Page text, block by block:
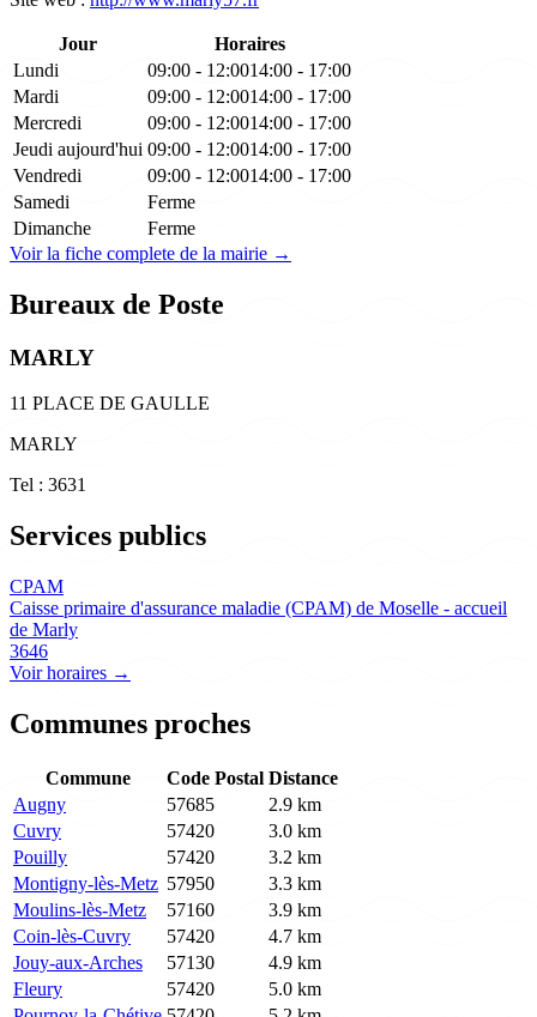
Jour
Horaires
Lundi
09:00 - 12:0014:00 - 17:00
Mardi
09:00 - 12:0014:00 - 17:00
Mercredi
09:00 - 12:0014:00 - 17:00
Jeudi aujourd'hui 09:00 - 12:0014:00 - 17:00
Vendredi
09:00 - 12:0014:00 - 17:00
Samedi
Ferme
Dimanche
Ferme
Voir la fiche complete de la mairie →
Bureaux de Poste
MARLY
11 PLACE DE GAULLE
MARLY
Tel : 3631
Services publics
CPAM
Caisse primaire d'assurance maladie (CPAM) de Moselle - accueil
de Marly
3646
Voir horaires →
Communes proches
Commune Code Postal Distance
Augny
57685
2.9 km
Cuvry
57420
3.0 km
Pouilly
57420
3.2 km
Montigny-lès-Metz 57950
3.3 km
Moulins-lès-Metz
57160
3.9 km
Coin-lès-Cuvry
57420
4.7 km
Jouy-aux-Arches
57130
4.9 km
Fleury
57420
5.0 km